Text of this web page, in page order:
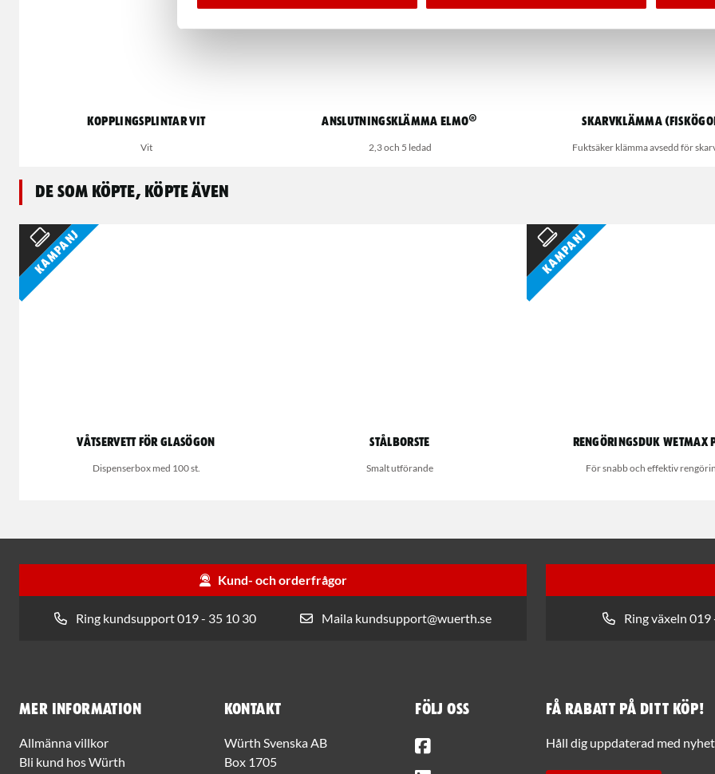
Kopplingsplintar vit
Vit
Anslutningsklämma Elmo®
2,3 och 5 ledad
Skarvklämma
Fuktsäker klämma avsedd för
De som köpte, köpte även
Kampanj
Våtservett för glasögon
Dispenserbox med 100 st.
Stålborste
Smalt utförande
Kampanj
Rengöringsduk Wetmax
För snabb och effektiv
Kund- och orderfrågor
Ring kundsupport 019 - 35 10 30 Maila kundsupport@wuerth.se Ring växeln 019
Mer information
Allmänna villkor
Bli kund hos Würth
Kontakt
Würth Svenska AB
Box 1705
Följ oss Få rabatt på ditt köp!
Håll dig uppdaterad med